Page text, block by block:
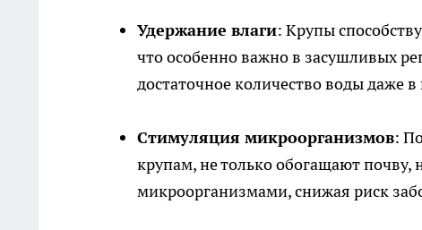
Удержание влаги: Крупы
что особенно важно в засушливых
достаточное количество воды даже
Стимуляция микроорганизмов:
крупам, не только обогащают
микроорганизмами, снижая риск